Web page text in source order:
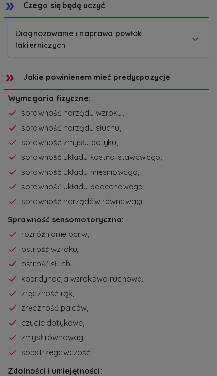
Czego się będę uczyć
Diagnozowanie i naprawa powłok
lakierniczych
Jakie powinienem mieć predyspozycje
Wymagania fizyczne:
sprawność narządu wzroku,
sprawność narządu słuchu,
sprawność zmysłu dotyku,
sprawność układu kostno‑stawowego,
sprawność układu mięsniowego,
sprawność układu oddechowego,
sprawność narządów równowagi.
Sprawność sensomotoryczna:
rozróżnianie barw,
ostrość wzroku,
ostrość słuchu,
koordynacja wzrokowo‑ruchowa,
zręczność rąk,
zręczność palców,
czucie dotykowe,
zmysł równowagi,
spostrzegawczość.
Zdolności i umiejętności: